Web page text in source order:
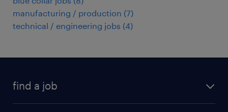
manufacturing / production (7)
technical / engineering jobs (4)
find a job